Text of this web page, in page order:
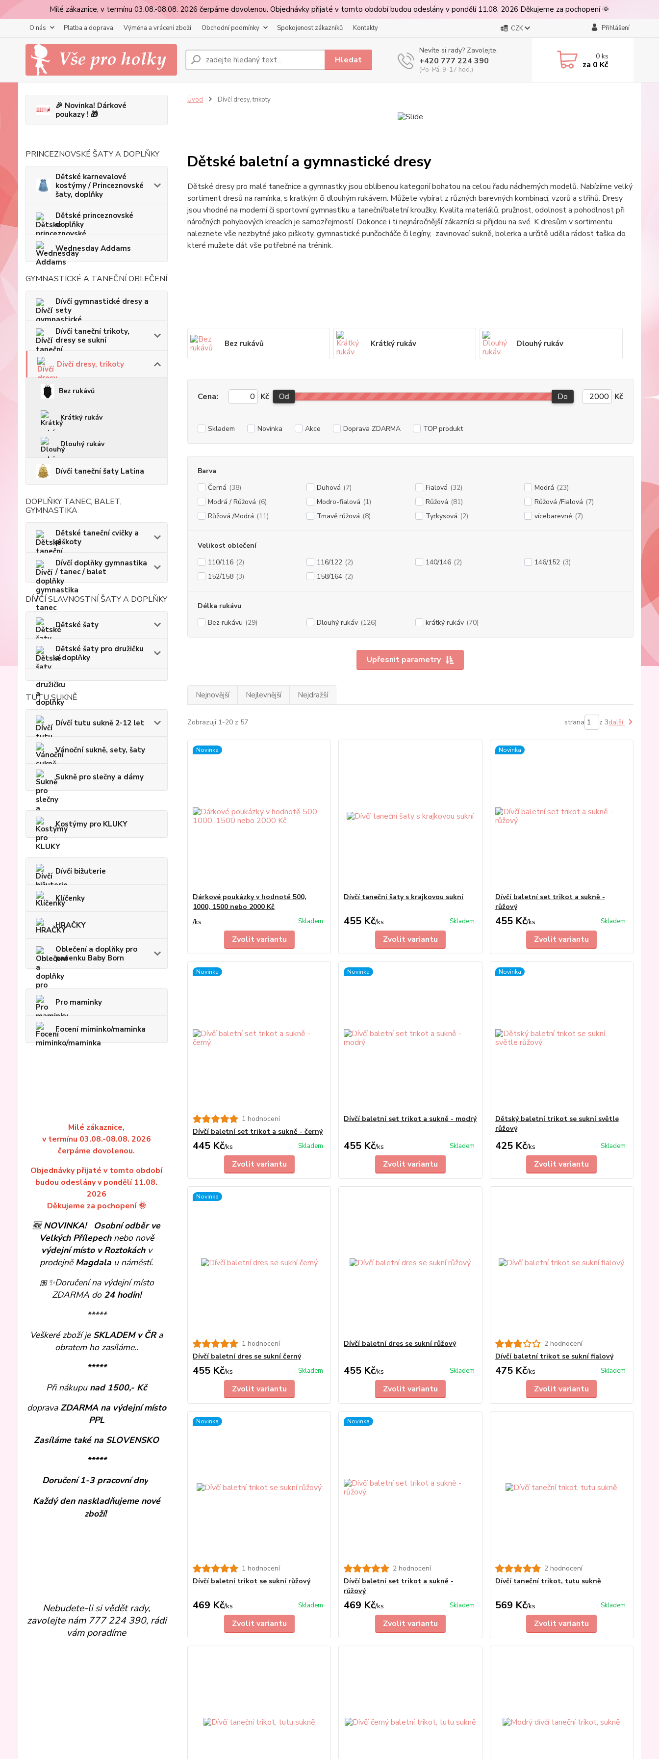
Milé zákaznice, v termínu 03.08.-08.08. 2026 čerpáme dovolenou. Objednávky přijaté v tomto období budou odeslány v pondělí 11.08. 2026 Děkujeme za pochopení 🌞
O nás Platba a doprava Výměna a vrácení zboží Obchodní podmínky Spokojenost zákazníků Kontakty CZK Přihlášení
Hledat
Nevíte si rady? Zavolejte.
+420 777 224 390
(Po-Pá, 9-17 hod.)
0ks
za 0 Kč
🎉 Novinka! Dárkové
poukazy ! 🎁
PRINCEZNOVSKÉ ŠATY A DOPLŇKY
Dětské karnevalové
kostýmy / Princeznovské
šaty, doplňky
Dětské princeznovské
doplňky
Wednesday Addams
GYMNASTICKÉ A TANEČNÍ OBLEČENÍ
Dívčí gymnastické dresy a
sety
Dívčí taneční trikoty,
dresy se sukní
Dívčí dresy, trikoty
Bez rukávů
Krátký rukáv
Dlouhý rukáv
Dívčí taneční šaty Latina
DOPLŇKY TANEC, BALET,
GYMNASTIKA
Dětské taneční cvičky a
piškoty
Dívčí doplňky gymnastika
/ tanec / balet
DÍVČÍ SLAVNOSTNÍ ŠATY A DOPLŇKY
Dětské šaty
Dětské šaty pro družičku
a doplňky
TUTU SUKNĚ
Dívčí tutu sukně 2-12 let
Vánoční sukně, sety, šaty
Sukně pro slečny a dámy
Kostýmy pro KLUKY
Dívčí bižuterie
Klíčenky
HRAČKY
Oblečení a doplňky pro
panenku Baby Born
Pro maminky
Focení miminko/maminka
Milé zákaznice,
v termínu 03.08.-08.08. 2026
čerpáme dovolenou.
Objednávky přijaté v tomto období
budou odeslány v pondělí 11.08.
2026
Děkujeme za pochopení 🌞
🆕NOVINKA!
Osobní odběr ve
Velkých Přílepechnebo nově
výdejní místo v Roztokáchv
prodejněMagdala u náměstí.
🎀✨Doručení na výdejní místo
ZDARMA do 24 hodin!
*****
Veškeré zboží je SKLADEM v ČRa
obratem ho zasíláme..
*****
Při nákupu nad 1500,- Kč
doprava ZDARMA na výdejní místo
PPL
Zasíláme také na SLOVENSKO
*****
Doručení 1-3 pracovní dny
Každý den naskladňujeme nové
zboží!
Nebudete-li si vědět rady,
zavolejte nám 777 224 390, rádi
vám poradíme
Úvod Dívčí dresy, trikoty
Dětské baletní a gymnastické dresy
Dětské dresy pro malé tanečnice a gymnastky jsou oblíbenou kategorií bohatou na celou řadu nádherných modelů. Nabízíme velký
sortiment dresů na ramínka, s kratkým či dlouhým rukávem. Můžete vybírat z různých barevných kombinací, vzorů a střihů. Dresy
jsou vhodné na moderní či sportovní gymnastiku a taneční/baletní kroužky. Kvalita materiálů, pružnost, odolnost a pohodlnost při
náročných pohybových kreacích je samozřejmostí. Dokonce i ti nejnáročnější zákazníci si přijdou na své. K dresům v sortimentu
naleznete vše nezbytné jako piškoty, gymnastické punčocháče či legíny, zavinovací sukně, bolerka a určitě uděla rádost taška do
které mužete dát vše potřebné na trénink.
Bez rukávů Krátký rukáv Dlouhý rukáv
Upřesnit parametry
Cena: Kč Od Do Kč
Skladem Novinka Akce Doprava ZDARMA TOP produkt
Barva
Černá (38) Duhová (7) Fialová (32) Modrá (23)
Modrá / Růžová (6) Modro-fialová (1) Růžová (81) Růžová /Fialová (7)
Růžová /Modrá (11) Tmavě růžová (8) Tyrkysová (2) vícebarevné (7)
Velikost oblečení
110/116 (2) 116/122 (2) 140/146 (2) 146/152 (3)
152/158 (3) 158/164 (2)
Délka rukávu
Bez rukávu (29) Dlouhý rukáv (126) krátký rukáv (70)
Nejnovější Nejlevnější Nejdražší
Zobrazuji 1-20 z 57 strana z 3další
Novinka
Dárkové poukázky v hodnotě 500,
1000, 1500 nebo 2000 Kč
/ks Skladem
Zvolit variantu
Dívčí taneční šaty s krajkovou sukní
455 Kč/ks Skladem
Zvolit variantu
Novinka
Dívčí baletní set trikot a sukně -
růžový
455 Kč/ks Skladem
Zvolit variantu
Novinka
1 hodnocení
Dívčí baletní set trikot a sukně - černý
445 Kč/ks Skladem
Zvolit variantu
Novinka
Dívčí baletní set trikot a sukně - modrý
455 Kč/ks Skladem
Zvolit variantu
Novinka
Dětský baletní trikot se sukní světle
růžový
425 Kč/ks Skladem
Zvolit variantu
Novinka
1 hodnocení
Dívčí baletní dres se sukní černý
455 Kč/ks Skladem
Zvolit variantu
Dívčí baletní dres se sukní růžový
455 Kč/ks Skladem
Zvolit variantu
2 hodnocení
Dívčí baletní trikot se sukní fialový
475 Kč/ks Skladem
Zvolit variantu
Novinka
1 hodnocení
Dívčí baletní trikot se sukní růžový
469 Kč/ks Skladem
Zvolit variantu
Novinka
2 hodnocení
Dívčí baletní set trikot a sukně -
růžový
469 Kč/ks Skladem
Zvolit variantu
2 hodnocení
Dívčí taneční trikot, tutu sukně
569 Kč/ks Skladem
Zvolit variantu
Děkujeme za pochopení 🌞